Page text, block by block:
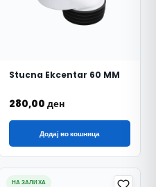
Stucna Ekcentar 60 MM
280,00 ден
Додај во кошница
НА ЗАЛИХА